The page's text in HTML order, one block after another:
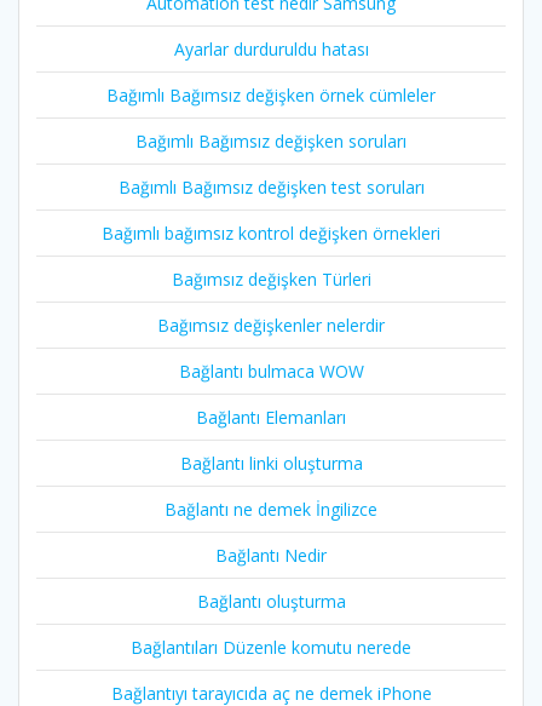
Ayarlar durduruldu hatası
Bağımlı Bağımsız değişken örnek cümleler
Bağımlı Bağımsız değişken soruları
Bağımlı Bağımsız değişken test soruları
Bağımlı bağımsız kontrol değişken örnekleri
Bağımsız değişken Türleri
Bağımsız değişkenler nelerdir
Bağlantı bulmaca WOW
Bağlantı Elemanları
Bağlantı linki oluşturma
Bağlantı ne demek İngilizce
Bağlantı Nedir
Bağlantı oluşturma
Bağlantıları Düzenle komutu nerede
Bağlantıyı tarayıcıda aç ne demek iPhone